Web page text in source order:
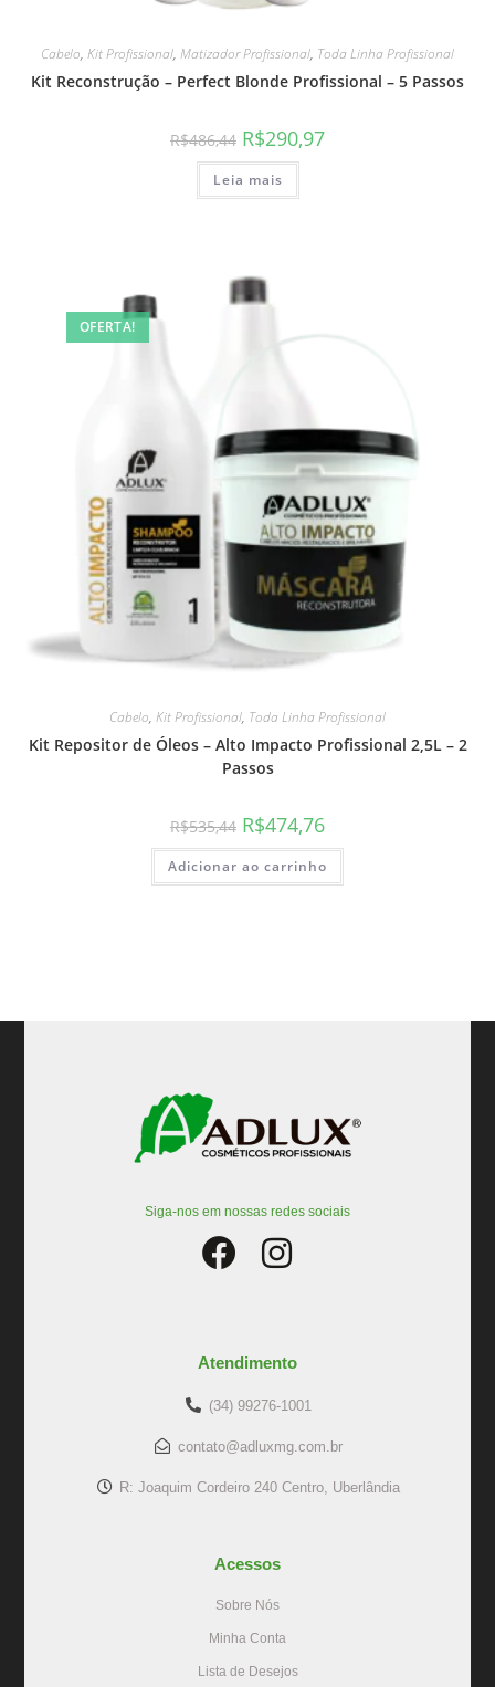
Cabelo, Kit Profissional, Matizador Profissional, Toda Linha Profissional
Kit Reconstrução – Perfect Blonde Profissional – 5 Passos
R$486,44 R$290,97
Leia mais
OFERTA!
Cabelo, Kit Profissional, Toda Linha Profissional
Kit Repositor de Óleos – Alto Impacto Profissional 2,5L – 2
Passos
R$535,44 R$474,76
Adicionar ao carrinho
Siga-nos em nossas redes sociais
Atendimento
(34) 99276-1001
contato@adluxmg.com.br
R: Joaquim Cordeiro 240 Centro, Uberlândia
Acessos
Sobre Nós
Minha Conta
Lista de Desejos